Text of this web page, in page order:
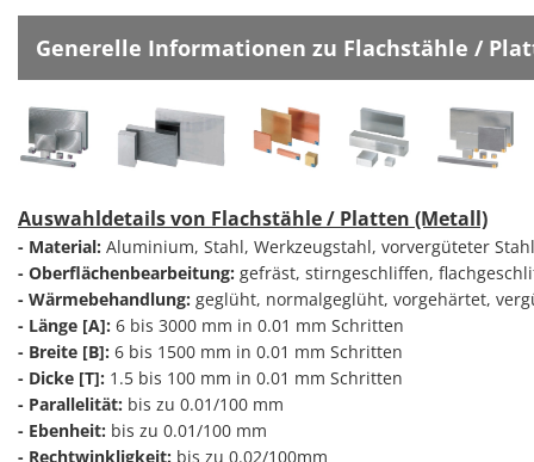
Generelle Informationen zu Flachstähle /
Auswahldetails von Flachstähle / Platten (Metall)
- Material: Aluminium, Stahl, Werkzeugstahl, vorvergüteter
- Oberflächenbearbeitung: gefräst, stirngeschliffen,
- Wärmebehandlung: geglüht, normalgeglüht, vorgehärtet,
- Länge [A]: 6 bis 3000 mm in 0.01 mm Schritten
- Breite [B]: 6 bis 1500 mm in 0.01 mm Schritten
- Dicke [T]: 1.5 bis 100 mm in 0.01 mm Schritten
- Parallelität: bis zu 0.01/100 mm
- Ebenheit: bis zu 0.01/100 mm
- Rechtwinkligkeit: bis zu 0.02/100mm